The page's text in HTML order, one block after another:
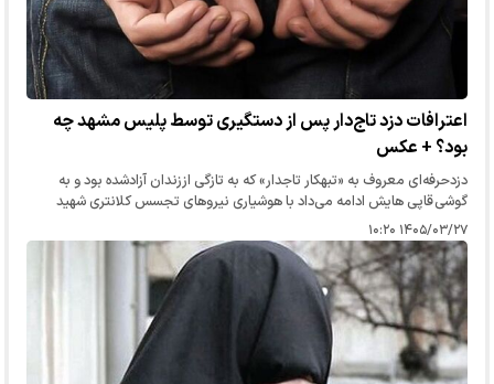
اعترافات دزد تاج‌دار پس از دستگیری توسط پلیس مشهد چه
بود؟ + عکس
دزدحرفه‌ای معروف به «تبهکار تاجدار» که به تازگی اززندان آزادشده بود و به
گوشی قاپی هایش ادامه می‌داد با هوشیاری نیرو‌های تجسس کلانتری شهید
هاشمی نژاد مشهد به دام افتاد.
۱۴۰۵/۰۳/۲۷ ۱۰:۲۰